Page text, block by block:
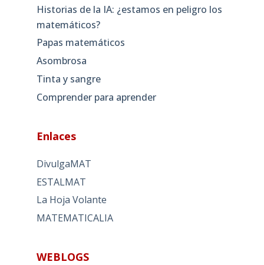
Historias de la IA: ¿estamos en peligro los
matemáticos?
Papas matemáticos
Asombrosa
Tinta y sangre
Comprender para aprender
Enlaces
DivulgaMAT
ESTALMAT
La Hoja Volante
MATEMATICALIA
WEBLOGS